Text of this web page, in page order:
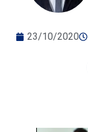
23/10/2020